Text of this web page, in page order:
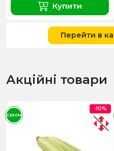
Купити
Перейти в
Акційні товари
-10%
СЕЗОН